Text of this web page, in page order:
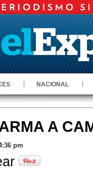
NACIONAL
A
pm